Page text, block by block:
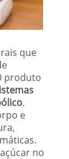
que
produto
.
e
no